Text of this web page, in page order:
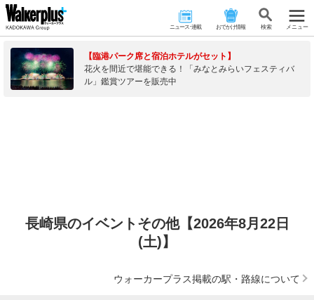
ニュース･連載 おでかけ情報 検 索 メニュー
【臨港パーク席と宿泊ホテルがセット】
花火を間近で堪能できる！「みなとみらいフェスティバ
ル」鑑賞ツアーを販売中
長崎県のイベントその他【2026年8月22日
(土)】
ウォーカープラス掲載の駅・路線について